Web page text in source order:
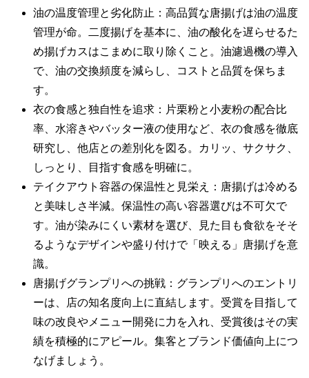
油の温度管理と劣化防止：高品質な唐揚げは油の温度
管理が命。二度揚げを基本に、油の酸化を遅らせるた
め揚げカスはこまめに取り除くこと。油濾過機の導入
で、油の交換頻度を減らし、コストと品質を保ちま
す。
衣の食感と独自性を追求：片栗粉と小麦粉の配合比
率、水溶きやバッター液の使用など、衣の食感を徹底
研究し、他店との差別化を図る。カリッ、サクサク、
しっとり、目指す食感を明確に。
テイクアウト容器の保温性と見栄え：唐揚げは冷める
と美味しさ半減。保温性の高い容器選びは不可欠で
す。油が染みにくい素材を選び、見た目も食欲をそそ
るようなデザインや盛り付けで「映える」唐揚げを意
識。
唐揚げグランプリへの挑戦：グランプリへのエントリ
ーは、店の知名度向上に直結します。受賞を目指して
味の改良やメニュー開発に力を入れ、受賞後はその実
績を積極的にアピール。集客とブランド価値向上につ
なげましょう。